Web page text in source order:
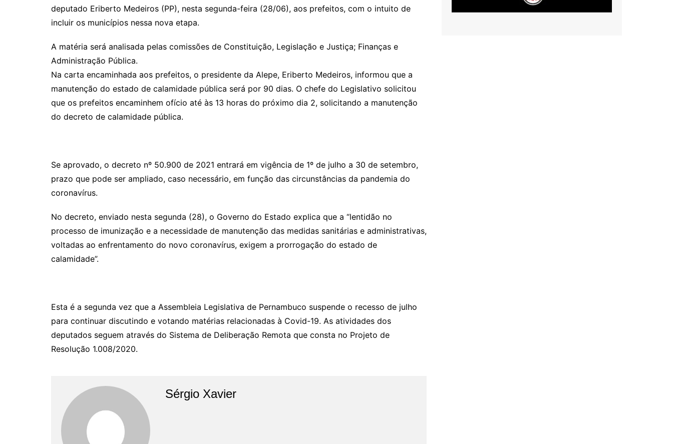
deputado Eriberto Medeiros (PP), nesta segunda-feira (28/06), aos prefeitos, com o intuito de
incluir os municípios nessa nova etapa.
A matéria será analisada pelas comissões de Constituição, Legislação e Justiça; Finanças e
Administração Pública.
Na carta encaminhada aos prefeitos, o presidente da Alepe, Eriberto Medeiros, informou que a
manutenção do estado de calamidade pública será por 90 dias. O chefe do Legislativo solicitou
que os prefeitos encaminhem ofício até às 13 horas do próximo dia 2, solicitando a manutenção
do decreto de calamidade pública.
Se aprovado, o decreto nº 50.900 de 2021 entrará em vigência de 1º de julho a 30 de setembro,
prazo que pode ser ampliado, caso necessário, em função das circunstâncias da pandemia do
coronavírus.
No decreto, enviado nesta segunda (28), o Governo do Estado explica que a “lentidão no
processo de imunização e a necessidade de manutenção das medidas sanitárias e administrativas,
voltadas ao enfrentamento do novo coronavírus, exigem a prorrogação do estado de
calamidade”.
Esta é a segunda vez que a Assembleia Legislativa de Pernambuco suspende o recesso de julho
para continuar discutindo e votando matérias relacionadas à Covid-19. As atividades dos
deputados seguem através do Sistema de Deliberação Remota que consta no Projeto de
Resolução 1.008/2020.
Sérgio Xavier